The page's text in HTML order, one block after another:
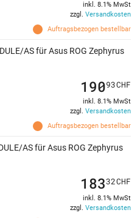
Auftragsbezogen bestellbar
inkl. 8.1% MwSt
zzgl. Versandkosten
AS für Asus ROG Zephyrus
Auftragsbezogen bestellbar
19093CHF
inkl. 8.1% MwSt
zzgl. Versandkosten
AS für Asus ROG Zephyrus
18332CHF
inkl. 8.1% MwSt
zzgl. Versandkosten